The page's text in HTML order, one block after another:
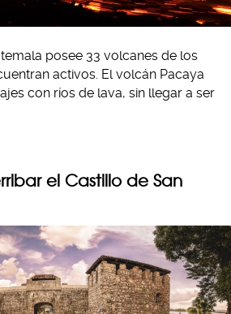
posee 33 volcanes de los
activos. El volcán Pacaya
con ríos de lava, sin llegar a ser
el Castillo de San